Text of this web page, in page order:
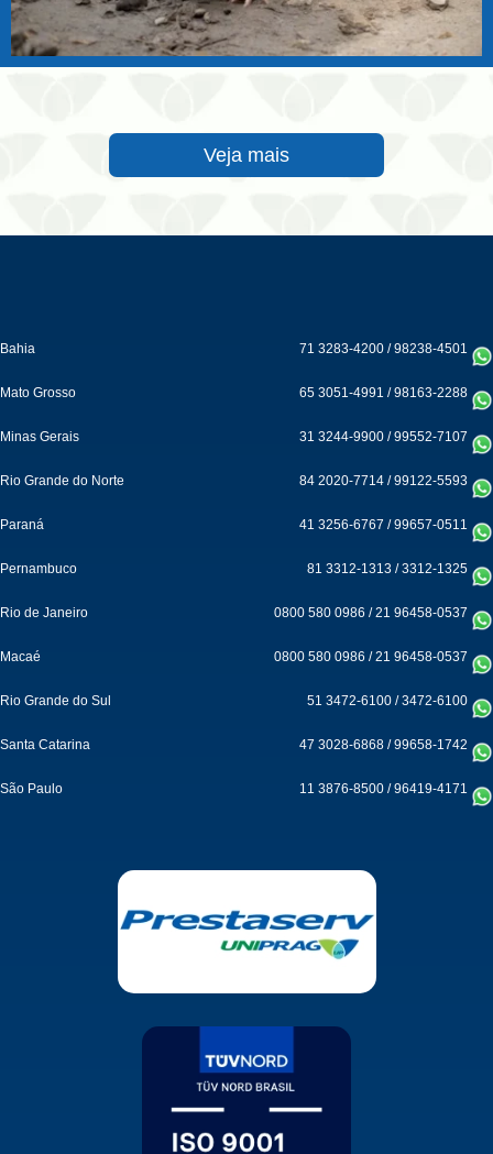
Veja mais
Bahia 71 3283-4200 /98238-4501
Mato Grosso 65 3051-4991 /98163-2288
Minas Gerais 31 3244-9900 /99552-7107
Rio Grande do Norte 84 2020-7714 /99122-5593
Paraná 41 3256-6767 /99657-0511
Pernambuco 81 3312-1313 /3312-1325
Rio de Janeiro 0800 580 0986 /21 96458-0537
Macaé 0800 580 0986 /21 96458-0537
Rio Grande do Sul 51 3472-6100 /3472-6100
Santa Catarina 47 3028-6868 /99658-1742
São Paulo 11 3876-8500 /96419-4171